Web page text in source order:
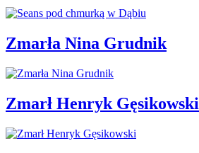
Zmarła Nina Grudnik
Zmarł Henryk Gęsikowski